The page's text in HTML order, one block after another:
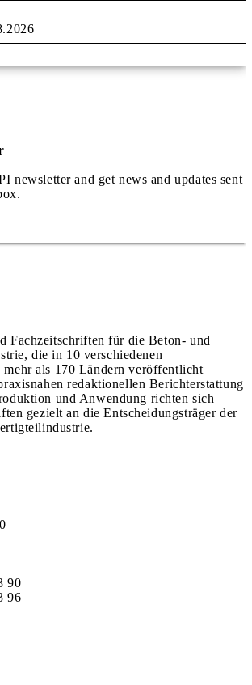
newsletter and get news and updates sent
Fachzeitschriften für die Beton- und
die in 10 verschiedenen
mehr als 170 Ländern veröffentlicht
redaktionellen Berichterstattung
und Anwendung richten sich
gezielt an die Entscheidungsträger der
90
96